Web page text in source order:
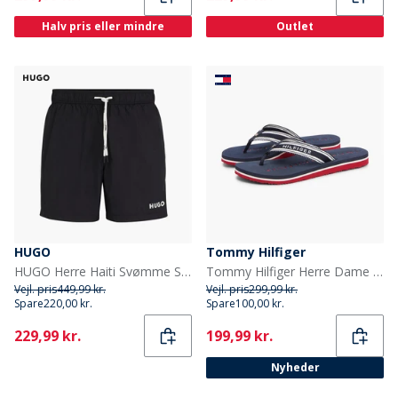
Halv pris eller mindre Outlet
HUGO
HUGO Herre Haiti Svømme Shorts Sort
Vejl. pris449,99 kr.
Spare220,00 kr.
Current
229,99 kr.
Tommy Hilfiger
Tommy Hilfiger Herre Dame Webbing Flip Flops Rwb
Vejl. pris299,99 kr.
Spare100,00 kr.
Current
199,99 kr.
Nyheder